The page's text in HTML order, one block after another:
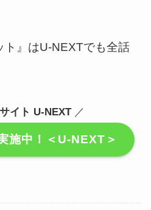
ト』はU-NEXTでも全話
イト U-NEXT／
施中！＜U-NEXT＞